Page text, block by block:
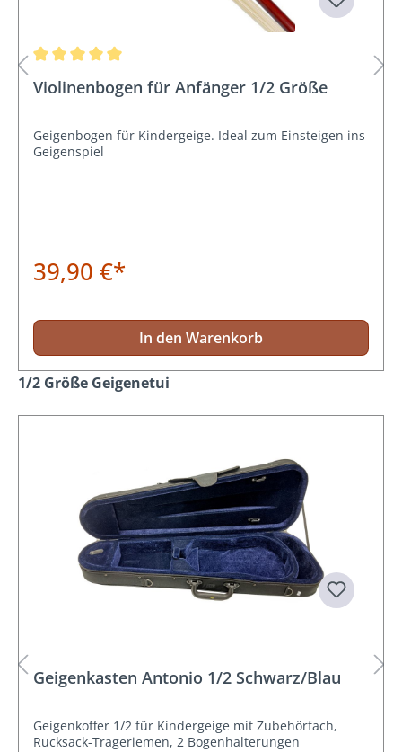
Violinenbogen für Anfänger 1/2 Größe
Geigenbogen für Kindergeige. Ideal zum Einsteigen ins
Geigenspiel
39,90 €*
In den Warenkorb
Produktgalerie überspringen
1/2 Größe Geigenetui
Geigenkasten Antonio 1/2 Schwarz/Blau
Geigenkoffer 1/2 für Kindergeige mit Zubehörfach,
Rucksack-Trageriemen, 2 Bogenhalterungen